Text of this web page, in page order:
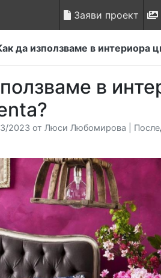
Заяви проект
да използваме в интериора
в
2023 от Люси Любомирова |